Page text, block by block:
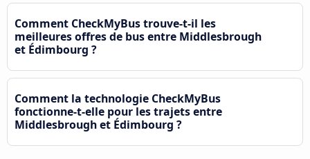
Comment CheckMyBus trouve-t-il les
meilleures offres de bus entre Middlesbrough
et Édimbourg ?
Comment la technologie CheckMyBus
fonctionne-t-elle pour les trajets entre
Middlesbrough et Édimbourg ?